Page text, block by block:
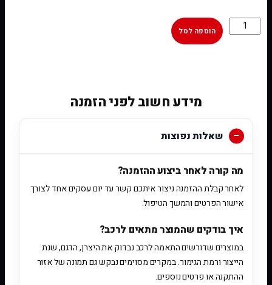
הוספה לסל
מידע חשוב לפני הזמנה
שאלות נפוצות
מה קורה לאחר ביצוע ההזמנה?
לאחר קבלת ההזמנה ניצור איתכם קשר עד יום עסקים אחד לצורך
אישור הפרטים והמשך הטיפול.
איך בודקים שהמוצר מתאים לרכב?
במוצרים שדורשים התאמה לרכב נבדוק את היצרן, הדגם, שנת
הייצור ורמת הגימור. במקרים מסוימים נבקש גם תמונה של אזור
ההתקנה או פרטים נוספים.